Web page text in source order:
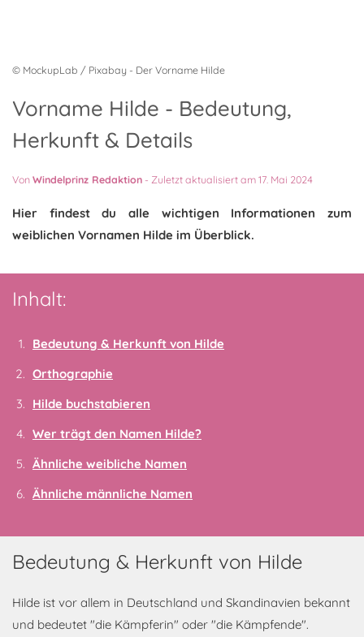
© MockupLab / Pixabay - Der Vorname Hilde
Vorname Hilde - Bedeutung,
Herkunft & Details
VonWindelprinz Redaktion - Zuletzt aktualisiert am 17. Mai 2024
Hier findest du alle wichtigen Informationen zum
weiblichen Vornamen Hilde im Überblick.
Inhalt:
Bedeutung & Herkunft von Hilde
Orthographie
Hilde buchstabieren
Wer trägt den Namen Hilde?
Ähnliche weibliche Namen
Ähnliche männliche Namen
Bedeutung & Herkunft von Hilde
Hilde ist vor allem in Deutschland und Skandinavien bekannt
und bedeutet "die Kämpferin" oder "die Kämpfende".